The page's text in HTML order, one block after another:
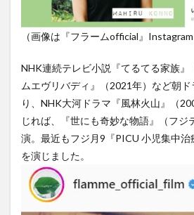
（画像は『フラームofficial』Instagram
NHK連続テレビ小説『てるてる家族』
ムエヴリバディ』（2021年）など朝
り、NHK大河ドラマ『風林火山』（
じれば、『世にも奇妙な物語』（フジ
演。最近もフジ月9『PICU 小児集中
を演じました。